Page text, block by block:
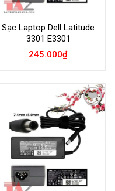
Sạc Laptop Dell Latitude
3301 E3301
245.000₫
Add to
Wishlist